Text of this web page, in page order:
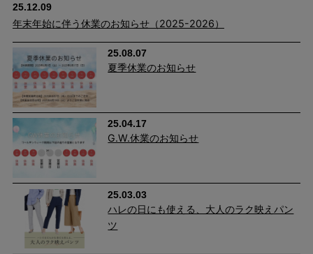
25.12.09
年末年始に伴う休業のお知らせ（2025-2026）
25.08.07
夏季休業のお知らせ
25.04.17
G.W.休業のお知らせ
25.03.03
ハレの日にも使える、大人のラク映えパン
ツ